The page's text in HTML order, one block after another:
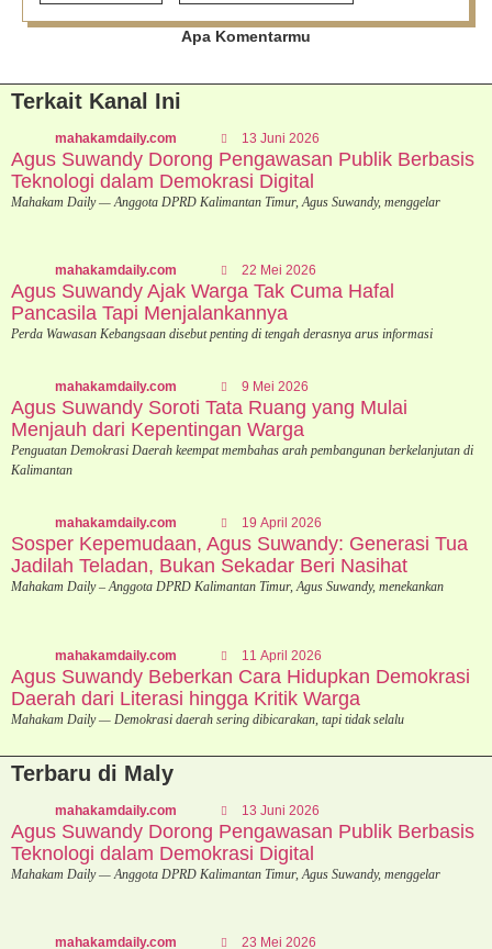
Apa Komentarmu
Terkait Kanal Ini
mahakamdaily.com 13 Juni 2026
Agus Suwandy Dorong Pengawasan Publik Berbasis
Teknologi dalam Demokrasi Digital
Mahakam Daily — Anggota DPRD Kalimantan Timur, Agus Suwandy, menggelar
mahakamdaily.com 22 Mei 2026
Agus Suwandy Ajak Warga Tak Cuma Hafal
Pancasila Tapi Menjalankannya
Perda Wawasan Kebangsaan disebut penting di tengah derasnya arus informasi
mahakamdaily.com 9 Mei 2026
Agus Suwandy Soroti Tata Ruang yang Mulai
Menjauh dari Kepentingan Warga
Penguatan Demokrasi Daerah keempat membahas arah pembangunan berkelanjutan di
Kalimantan
mahakamdaily.com 19 April 2026
Sosper Kepemudaan, Agus Suwandy: Generasi Tua
Jadilah Teladan, Bukan Sekadar Beri Nasihat
Mahakam Daily – Anggota DPRD Kalimantan Timur, Agus Suwandy, menekankan
mahakamdaily.com 11 April 2026
Agus Suwandy Beberkan Cara Hidupkan Demokrasi
Daerah dari Literasi hingga Kritik Warga
Mahakam Daily — Demokrasi daerah sering dibicarakan, tapi tidak selalu
Terbaru di Maly
mahakamdaily.com 13 Juni 2026
Agus Suwandy Dorong Pengawasan Publik Berbasis
Teknologi dalam Demokrasi Digital
Mahakam Daily — Anggota DPRD Kalimantan Timur, Agus Suwandy, menggelar
mahakamdaily.com 23 Mei 2026